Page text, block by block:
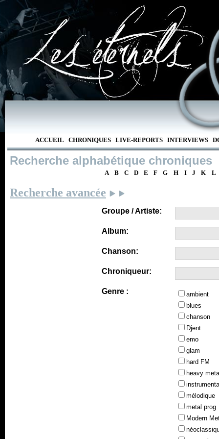
ACCUEIL CHRONIQUES LIVE-REPORTS INTERVIEWS
Recherche alphabétique chroniques
A B C D E F G H I J K L
Recherche avancée
Groupe / Artiste:
Album:
Chanson:
Chroniqueur:
Genre :
ambient
blues
chanson
Djent
emo
glam
hard FM
heavy
mélodique
metal prog
Modern